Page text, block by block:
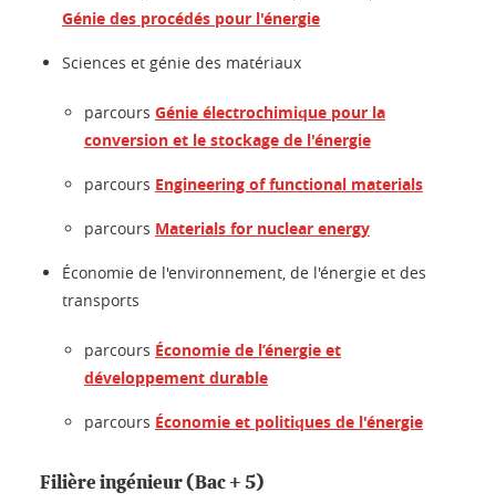
Génie des procédés pour l'énergie
Sciences et génie des matériaux
parcours Génie électrochimique pour la
conversion et le stockage de l'énergie
parcours Engineering of functional materials
parcours Materials for nuclear energy
Économie de l'environnement, de l'énergie et des
transports
parcours Économie de l’énergie et
développement durable
parcours Économie et politiques de l'énergie
Filière ingénieur (Bac + 5)